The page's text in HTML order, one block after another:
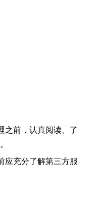
之前，认真阅读、了
应充分了解第三方服